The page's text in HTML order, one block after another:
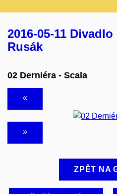
2016-05-11
Rusák
02 Derniéra - Scala
ZPĚT NA